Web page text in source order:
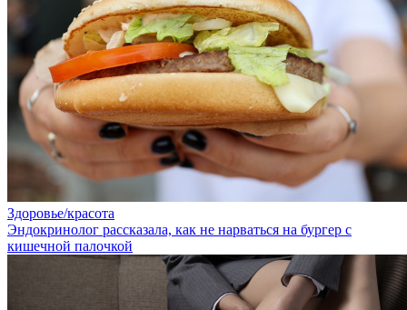
Здоровье/красота
Эндокринолог рассказала, как не нарваться на бургер с
кишечной палочкой